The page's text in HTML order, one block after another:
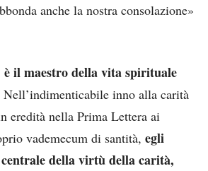
anche la nostra consolazione»
è il maestro della vita spirituale
Nell’indimenticabile inno alla carità
eredità nella Prima Lettera ai
vademecum di santità, egli
della virtù della carità,